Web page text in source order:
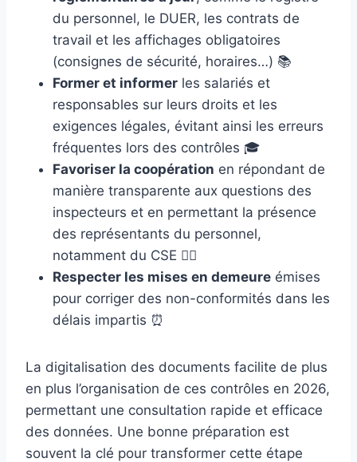
du personnel, le DUER, les contrats de
travail et les affichages obligatoires
(consignes de sécurité, horaires…) 📚
Former et informer les salariés et
responsables sur leurs droits et les
exigences légales, évitant ainsi les erreurs
fréquentes lors des contrôles 🎓
Favoriser la coopération en répondant de
manière transparente aux questions des
inspecteurs et en permettant la présence
des représentants du personnel,
notamment du CSE 🙋‍♀️
Respecter les mises en demeure émises
pour corriger des non-conformités dans les
délais impartis ⏰
La digitalisation des documents facilite de plus
en plus l’organisation de ces contrôles en 2026,
permettant une consultation rapide et efficace
des données. Une bonne préparation est
souvent la clé pour transformer cette étape